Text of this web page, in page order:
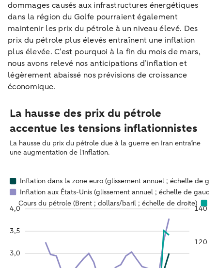
dommages causés aux infrastructures énergétiques
dans la région du Golfe pourraient également
maintenir les prix du pétrole à un niveau élevé. Des
prix du pétrole plus élevés entraînent une inflation
plus élevée. C’est pourquoi à la fin du mois de mars,
nous avons relevé nos anticipations d’inflation et
légèrement abaissé nos prévisions de croissance
économique.